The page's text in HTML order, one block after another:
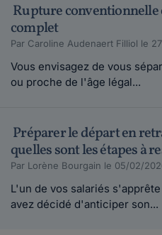
Rupture conventionnelle
complet
Par Caroline Audenaert Filliol le
Vous envisagez de vous
ou proche de l'âge légal...
Préparer le départ en
quelles sont les étapes à
Par Lorène Bourgain le 05/02/
L'un de vos salariés
avez décidé d'anticiper son...